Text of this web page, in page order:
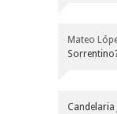
Mateo
Candelaria